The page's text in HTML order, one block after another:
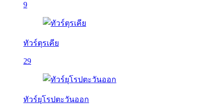
9
ทัวร์ตุรเคีย
29
ทัวร์ยุโรปตะวันออก